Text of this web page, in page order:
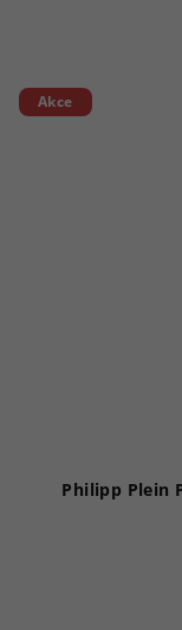
Akce
Philipp Plein